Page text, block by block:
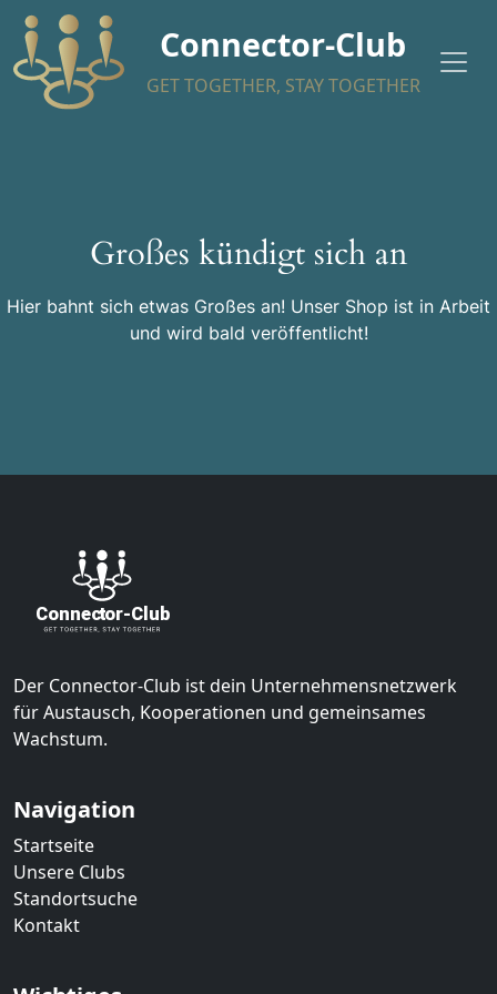
Connector-Club
GET TOGETHER, STAY TOGETHER
Großes kündigt sich an
Hier bahnt sich etwas Großes an! Unser Shop ist in Arbeit
und wird bald veröffentlicht!
Der Connector-Club ist dein Unternehmensnetzwerk
für Austausch, Kooperationen und gemeinsames
Wachstum.
Navigation
Startseite
Unsere Clubs
Standortsuche
Kontakt